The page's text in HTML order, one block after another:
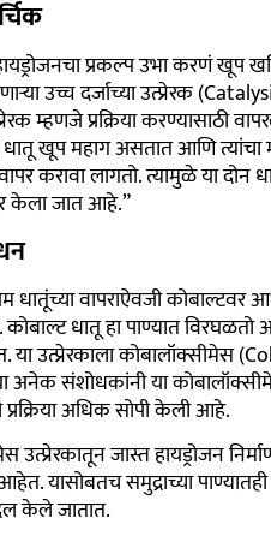
प्रकल्प उभा करणं खूप
उच्च दर्जाच्या उत्प्रेरक
म्हणजे प्रक्रिया करण्यासाठी
खूप महाग असतात आणि त्यांचा
करावा लागतो. त्यामुळे या दोन
केला जात आहे.”
वापराऐवजी कोबाल्टवर
धातू हा पाण्यात विरघळतो
उत्प्रेरकाला कोबालॉक्सीमेस (
अनेक संशोधकांनी या
प्रक्रिया अधिक सोपी केली आहे.
जास्त हायड्रोजन
यासोबतच समुद्राच्या पाण्यातही
केले जातात.